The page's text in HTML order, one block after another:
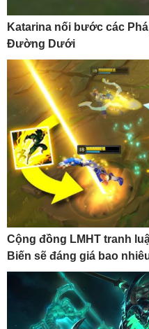
Katarina nối bước các
Đường Dưới
Cộng đồng LMHT tranh
Biến sẽ đáng giá bao